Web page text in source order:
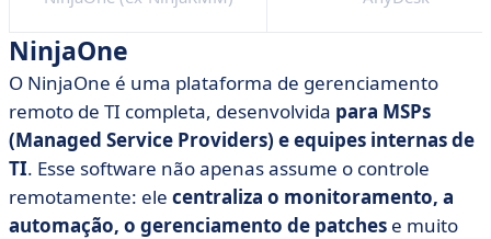
NinjaOne
O NinjaOne é uma plataforma de gerenciamento
remoto de TI completa, desenvolvida para MSPs
(Managed Service Providers) e equipes internas de
TI. Esse software não apenas assume o controle
remotamente: ele centraliza o monitoramento, a
automação, o gerenciamento de patches e muito